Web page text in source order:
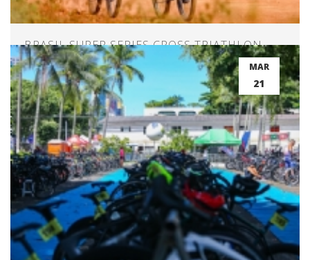
BRASIL SUPER SERIES CROSS TRIATHLON –
RIO DE CONTAS – BAHIA
MAR
21